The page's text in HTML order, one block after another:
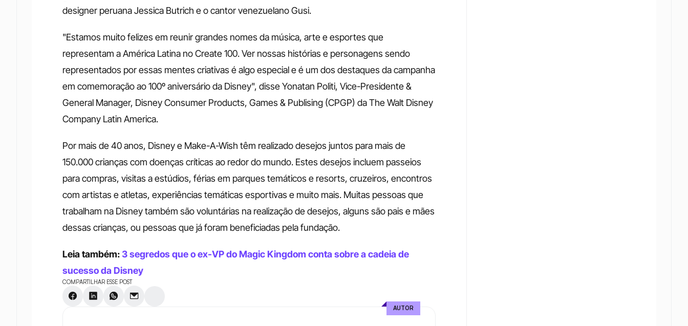
designer peruana Jessica Butrich e o cantor venezuelano Gusi.
"Estamos muito felizes em reunir grandes nomes da música, arte e esportes que
representam a América Latina no Create 100. Ver nossas histórias e personagens sendo
representados por essas mentes criativas é algo especial e é um dos destaques da campanha
em comemoração ao 100º aniversário da Disney", disse Yonatan Politi, Vice-Presidente &
General Manager, Disney Consumer Products, Games & Publising (CPGP) da The Walt Disney
Company Latin America.
Por mais de 40 anos, Disney e Make-A-Wish têm realizado desejos juntos para mais de
150.000 crianças com doenças críticas ao redor do mundo. Estes desejos incluem passeios
para compras, visitas a estúdios, férias em parques temáticos e resorts, cruzeiros, encontros
com artistas e atletas, experiências temáticas esportivas e muito mais. Muitas pessoas que
trabalham na Disney também são voluntárias na realização de desejos, alguns são pais e mães
dessas crianças, ou pessoas que já foram beneficiadas pela fundação.
Leia também: 3 segredos que o ex-VP do Magic Kingdom conta sobre a cadeia de
sucesso da Disney
COMPARTILHAR ESSE POST
AUTOR